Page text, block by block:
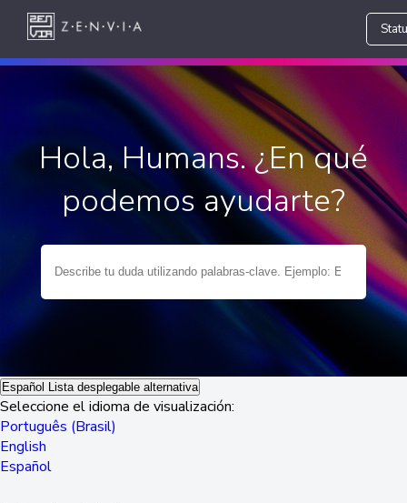
Hola, Humans. ¿En qué
podemos ayudarte?
Español Lista desplegable alternativa
Seleccione el idioma de visualización:
Português (Brasil)
English
Español